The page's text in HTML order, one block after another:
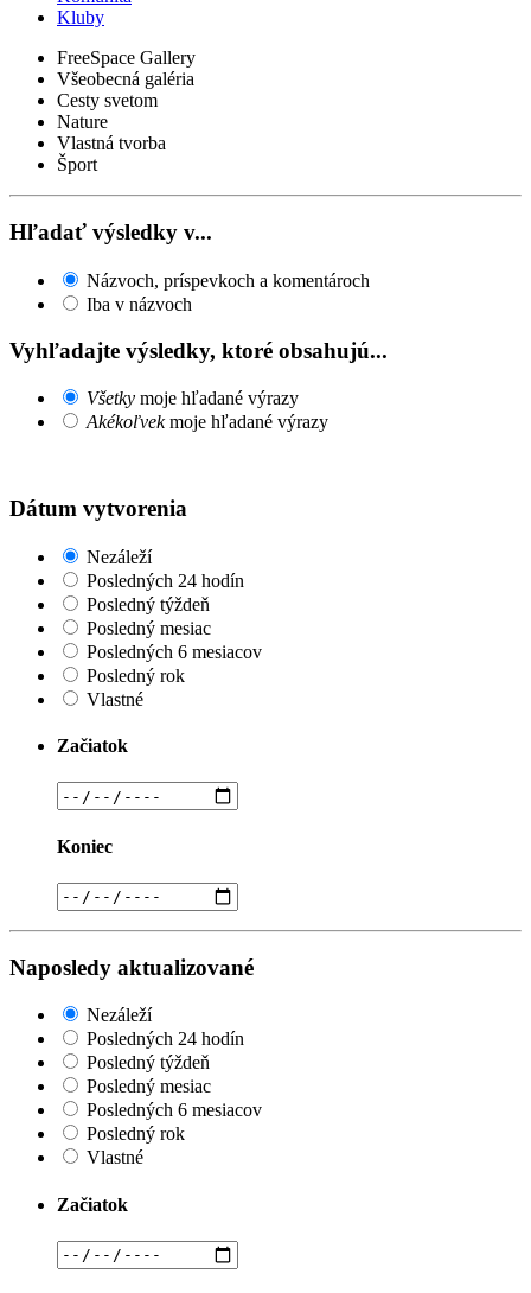
Kluby
FreeSpace Gallery
Všeobecná galéria
Cesty svetom
Nature
Vlastná tvorba
Šport
Hľadať výsledky v...
Názvoch, príspevkoch a komentároch
Iba v názvoch
Vyhľadajte výsledky, ktoré obsahujú...
Všetky moje hľadané výrazy
Akékoľvekmoje hľadané výrazy
Dátum vytvorenia
Nezáleží
Posledných 24 hodín
Posledný týždeň
Posledný mesiac
Posledných 6 mesiacov
Posledný rok
Vlastné
Začiatok
Koniec
Naposledy aktualizované
Nezáleží
Posledných 24 hodín
Posledný týždeň
Posledný mesiac
Posledných 6 mesiacov
Posledný rok
Vlastné
Začiatok